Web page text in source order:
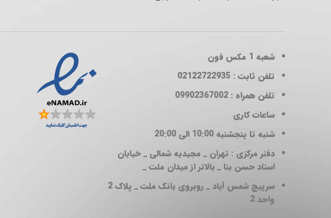
شعبه 1
مکس فون
تلفن ثابت : 02122722935
تلفن همراه : 09902367002
ساعات کاری
شنبه تا پنجشنبه 10:00 الی 20:00
دفتر مرکزی : تهران _ مجیدیه شمالی _ خیابان
استاد حسن بنا _ بالاتر از میدان ملت _
سرپیچ شمس آباد _ روبروی بانک ملت _ پلاک 2
واحد 2